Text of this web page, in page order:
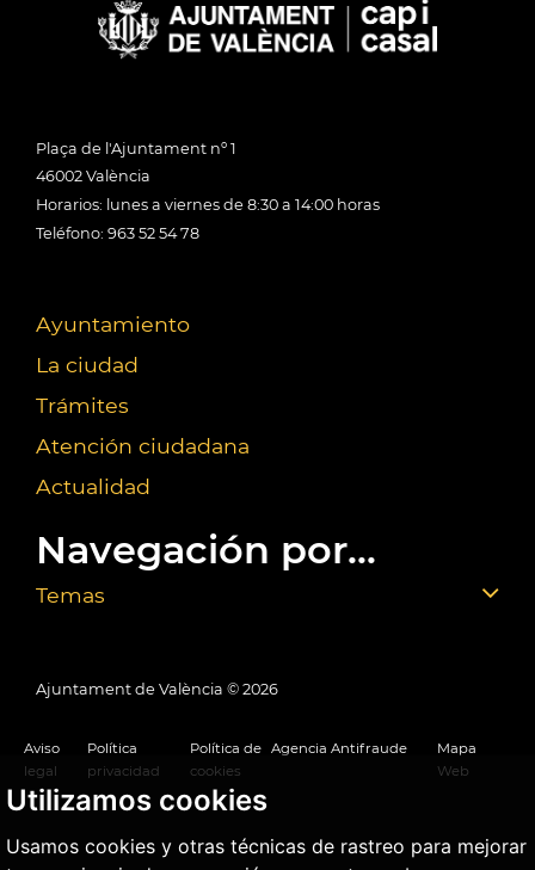
Utilizamos cookies
Usamos cookies y otras técnicas de rastreo para mejorar
Plaça de l'Ajuntament nº 1
46002 València
Horarios: lunes a viernes de 8:30 a 14:00 horas
Teléfono: 963 52 54 78
Ayuntamiento
La ciudad
Trámites
Atención ciudadana
Actualidad
Navegación por...
Temas
Ajuntament de València © 2026
Aviso
legal
Política
privacidad
Política de
cookies
Agencia Antifraude
Mapa
Web